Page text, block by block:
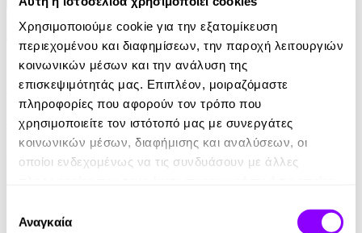
Χρησιμοποιούμε cookie για την εξατομίκευση
περιεχομένου και διαφημίσεων, την παροχή λειτουργιών
κοινωνικών μέσων και την ανάλυση της
επισκεψιμότητάς μας. Επιπλέον, μοιραζόμαστε
πληροφορίες που αφορούν τον τρόπο που
χρησιμοποιείτε τον ιστότοπό μας με συνεργάτες
κοινωνικών μέσων, διαφήμισης και αναλύσεων, οι
οποίοι ενδεχομένως να τις συνδυάσουν με άλλες
των υπηρεσιών τους.
συγκατάθεσης
Αναγκαία
eBook
Ελέφαντας
Ρέιμοντ Κάρβερ
7.99€